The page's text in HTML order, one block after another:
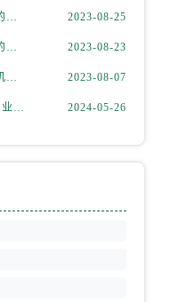
2023-08-25
2023-08-23
2023-08-07
2024-05-26